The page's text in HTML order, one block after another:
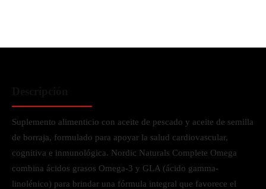
Suplemento alimenticio con aceite de pescado y aceite de semilla
de borraja, formulado para apoyar la salud cardiovascular,
cognitiva e inmunológica. Nordic Naturals Complete Omega
combina ácidos grasos Omega-3 y GLA (ácido gamma-
linolénico) para brindar una fórmula integral que favorece el